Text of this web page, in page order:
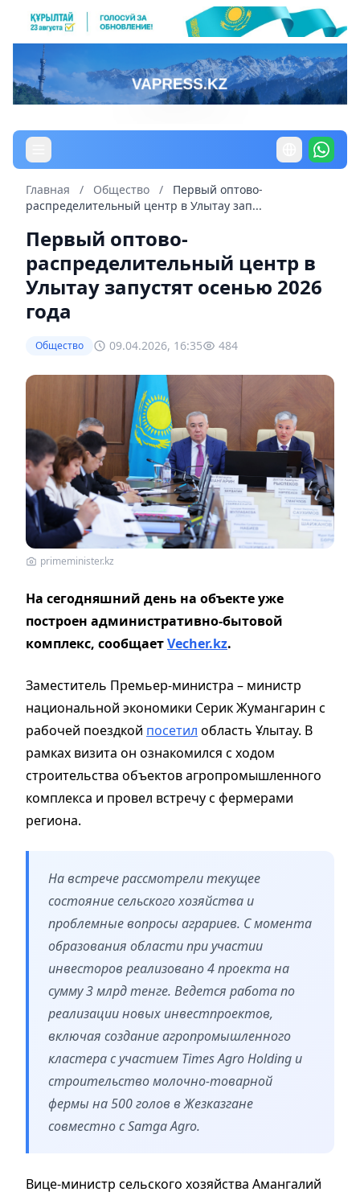
Главная / Общество /
Первый оптово-
распределительный центр в Улытау зап...
Первый оптово-
распределительный центр в
Улытау запустят осенью 2026
года
Общество 09.04.2026, 16:35 484
primeminister.kz
На сегодняшний день на объекте уже
построен административно-бытовой
комплекс, сообщаетVecher.kz.
Заместитель Премьер-министра – министр
национальной экономики Серик Жумангарин с
рабочей поездкой посетил область Ұлытау. В
рамках визита он ознакомился с ходом
строительства объектов агропромышленного
комплекса и провел встречу с фермерами
региона.
На встрече рассмотрели текущее
состояние сельского хозяйства и
проблемные вопросы аграриев. С момента
образования области при участии
инвесторов реализовано 4 проекта на
сумму 3 млрд тенге. Ведется работа по
реализации новых инвестпроектов,
включая создание агропромышленного
кластера с участием Times Agro Holding и
строительство молочно-товарной
фермы на 500 голов в Жезказгане
совместно с Samga Agro.
Вице-министр сельского хозяйства Амангалий